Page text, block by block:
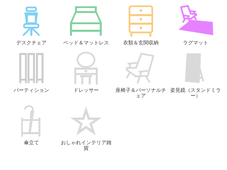
デスクチェア ベッド＆マットレス 衣類＆玄関収納 ラグマット
パーティション ドレッサー
座椅子＆パーソナルチ
ェア
姿見鏡（スタンドミラ
ー）
傘立て
おしゃれインテリア雑
貨